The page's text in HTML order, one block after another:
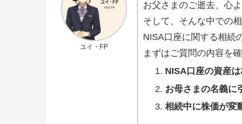
ユイ・FP
お父さまのご逝去、心
そして、そんな中での
NISA口座に関する相続
まずはご質問の内容を
NISA口座の資産
お母さまの名義に
相続中に株価が変